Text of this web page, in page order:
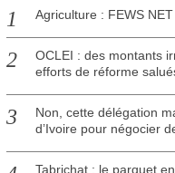
0
Agriculture : FEWS
OCLEI : des montants
efforts de réforme
Non, cette délégation
d’Ivoire pour négocier
Tabrichat : le parquet